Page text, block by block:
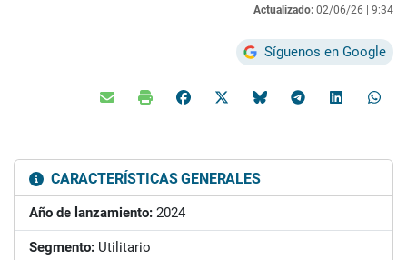
Actualizado: 02/06/26 | 9:34
Síguenos en Google
CARACTERÍSTICAS GENERALES
Año de lanzamiento: 2024
Segmento: Utilitario